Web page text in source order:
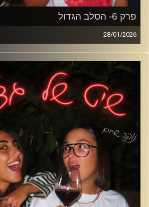
פרק 6- הסלב הגדול
28/01/2026
והפרק היום צולל לעולם הריאלטי
איך הוא השתנה בשנים האחרונות, למה
בעיקר בשביל פרסום, איך הגילאים
המסך, ואיפה עובר הגבול בין הריאליטי
קרדיט תמונות: נופר שחם